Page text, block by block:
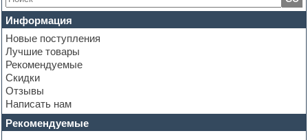
Club leads
Club sounds
Construction kits
Convolution
Cubase
Dance drums
Dance music production tutorials
DAW
Disco samples
DJ Software
Информация
Новые поступления
Лучшие товары
Рекомендуемые
Скидки
Отзывы
Написать нам
Рекомендуемые